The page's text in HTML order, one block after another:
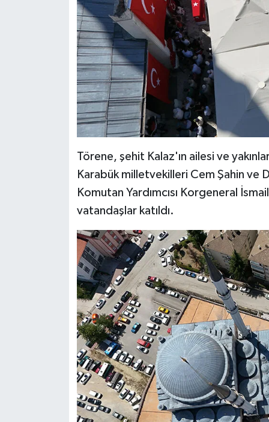
Törene, şehit Kalaz'ın ailesi ve
Karabük milletvekilleri Cem Şahin ve
Komutan Yardımcısı Korgeneral
vatandaşlar katıldı.
Gümüşhane Müftülüğü
Hakkari Müftülüğü
Hatay Müftülüğü
Iğdır Müftülüğü
Isparta Müftülüğü
İstanbul Müftülüğü
İzmir Müftülüğü
Karabük Müftülüğü
Karaman Müftülüğü
Kars Müftülüğü
Kastamonu Müftülüğü
Kayseri Müftülüğü
Kilis Müftülüğü